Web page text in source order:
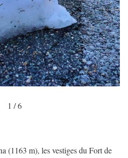
1 / 6
(1163 m), les vestiges du Fort de